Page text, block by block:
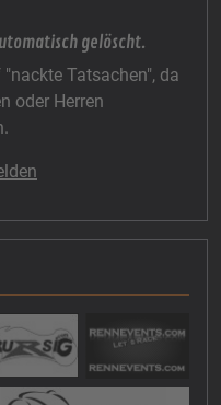
gelöscht.
Tatsachen", da
oder Herren